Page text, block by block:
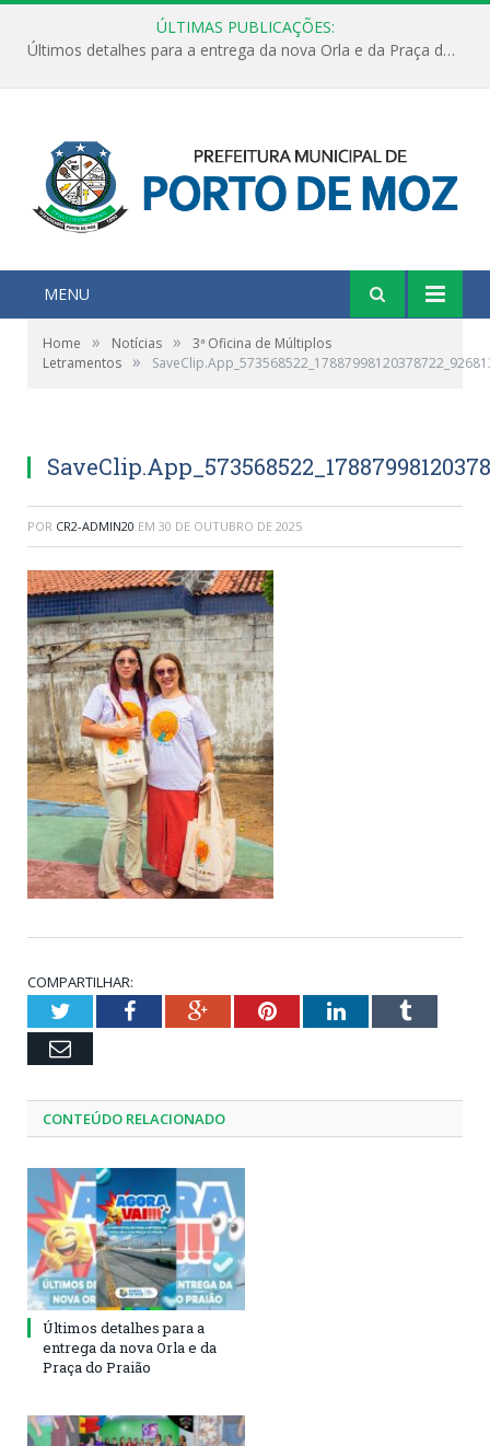
ÚLTIMAS PUBLICAÇÕES:
Últimos detalhes para a entrega da nova Orla e da Praça do Praião
MENU
Home » Notícias »
3ª Oficina de Múltiplos
Letramentos »
POR CR2-ADMIN20 EM 30 DE OUTUBRO DE 2025
COMPARTILHAR:
TwitterFacebookGoogle+PinterestLinkedInTumblr
Email
CONTEÚDO RELACIONADO
Últimos detalhes para a
entrega da nova Orla e da
Praça do Praião